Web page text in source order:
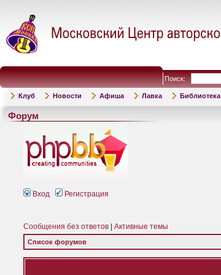
Поиск:
Клуб Новости Афиша Лавка Библиотека
Форум
Вход Регистрация
Сообщения без ответов Активные темы
Список форумов